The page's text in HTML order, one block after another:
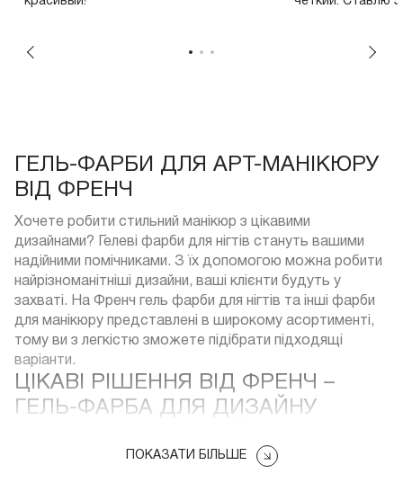
ГЕЛЬ-ФАРБИ ДЛЯ АРТ-МАНІКЮРУ
ВІД ФРЕНЧ
Хочете робити стильний манікюр з цікавими
дизайнами? Гелеві фарби для нігтів стануть вашими
надійними помічниками. З їх допомогою можна робити
найрізноманітніші дизайни, ваші клієнти будуть у
захваті. На Френч гель фарби для нігтів та інші фарби
для манікюру представлені в широкому асортименті,
тому ви з легкістю зможете підібрати підходящі
варіанти.
ЦІКАВІ РІШЕННЯ ВІД ФРЕНЧ –
ГЕЛЬ-ФАРБА ДЛЯ ДИЗАЙНУ
Павутинка – трендові гелі, які створюють ефект
ПОКАЗАТИ БІЛЬШЕ